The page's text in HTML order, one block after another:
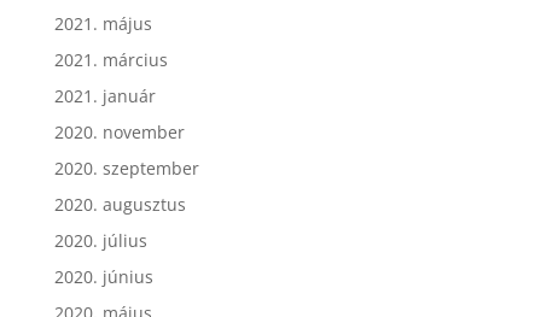
2021. május
2021. március
2021. január
2020. november
2020. szeptember
2020. augusztus
2020. július
2020. június